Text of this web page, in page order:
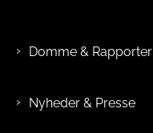
Domme & Rapporter
Nyheder & Presse